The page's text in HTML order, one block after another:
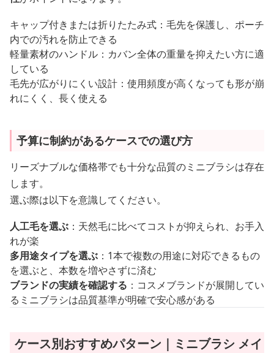
キャップ付きまたは折りたたみ式：毛先を保護し、ポーチ
内での汚れを防止できる
軽量素材のハンドル：カバン全体の重量を抑えたい方に適
している
毛先が広がりにくい設計：使用頻度が高くなっても形が崩
れにくく、長く使える
予算に制約があるケースでの選び方
リーズナブルな価格帯でも十分な品質のミニブラシは存在
します。
選ぶ際は以下を意識してください。
人工毛を選ぶ ：天然毛に比べてコストが抑えられ、お手入
れが楽
多用途タイプを選ぶ ：1本で複数の用途に対応できるもの
を選ぶと、本数を増やさずに済む
ブランドの実績を確認する ：コスメブランドが展開してい
るミニブラシは品質基準が明確で安心感がある
ケース別おすすめパターン｜ミニブラシ メイ